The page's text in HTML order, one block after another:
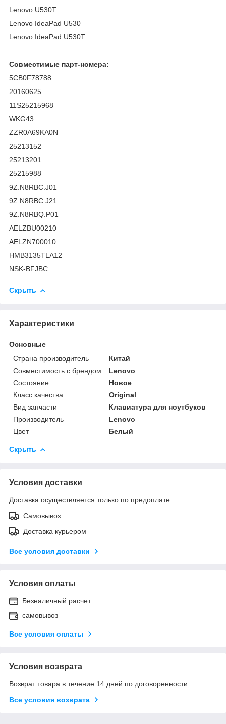
Lenovo U530T
Lenovo IdeaPad U530
Lenovo IdeaPad U530T
Совместимые парт-номера:
5CB0F78788
20160625
11S25215968
WKG43
ZZR0A69KA0N
25213152
25213201
25215988
9Z.N8RBC.J01
9Z.N8RBC.J21
9Z.N8RBQ.P01
AELZBU00210
AELZN700010
HMB3135TLA12
NSK-BFJBC
Скрыть
Характеристики
Основные
Страна производитель
Китай
Совместимость с брендом
Lenovo
Состояние
Новое
Класс качества
Original
Вид запчасти
Клавиатура для ноутбуков
Производитель
Lenovo
Цвет
Белый
Скрыть
Условия доставки
Доставка осуществляется только по предоплате.
Самовывоз
Доставка курьером
Все условия доставки
Условия оплаты
Безналичный расчет
самовывоз
Все условия оплаты
Условия возврата
Возврат товара в течение 14 дней по договоренности
Все условия возврата